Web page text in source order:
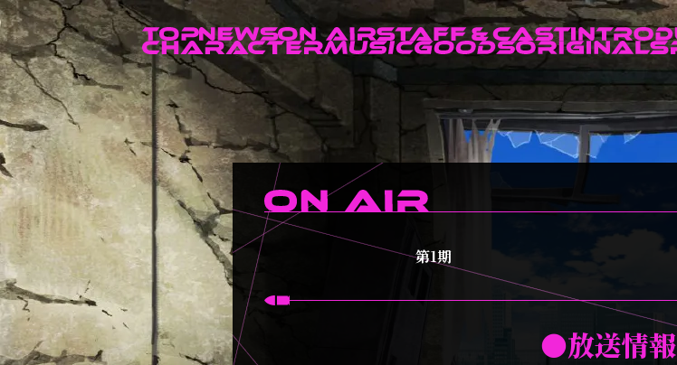
第1期
●放送情報